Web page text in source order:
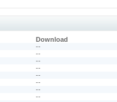
Download
--
--
--
--
--
--
--
--